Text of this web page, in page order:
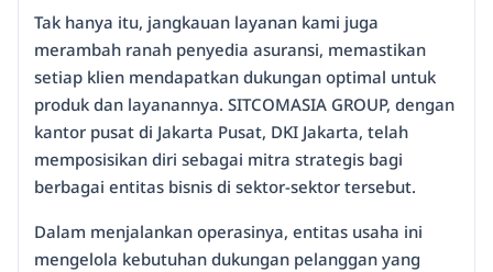
Tak hanya itu, jangkauan layanan kami juga
merambah ranah penyedia asuransi, memastikan
setiap klien mendapatkan dukungan optimal untuk
produk dan layanannya. SITCOMASIA GROUP, dengan
kantor pusat di Jakarta Pusat, DKI Jakarta, telah
memposisikan diri sebagai mitra strategis bagi
berbagai entitas bisnis di sektor-sektor tersebut.
Dalam menjalankan operasinya, entitas usaha ini
mengelola kebutuhan dukungan pelanggan yang